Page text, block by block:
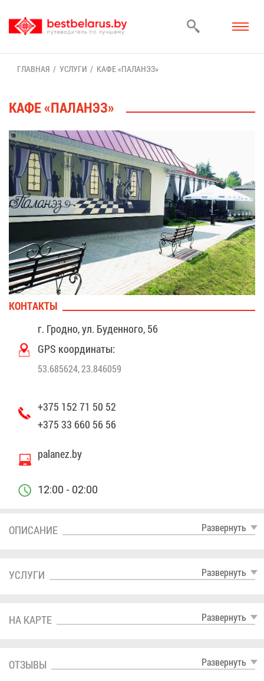
ГЛАВ­НАЯ УСЛУ­ГИ КА­ФЕ «ПА­ЛАНЭЗ»
КА­ФЕ «ПА­ЛАНЭЗ»
КОН­ТАК­ТЫ
г. Грод­но, ул. Бу­ден­но­го, 56
GPS ко­ор­ди­на­ты:
53.685624, 23.846059
+375 152 71 50 52
+375 33 660 56 56
palanez.by
12:00 - 02:00
Раз­вер­нуть
ОПИ­СА­НИЕ
Раз­вер­нуть
УСЛУ­ГИ
Раз­вер­нуть
НА КАР­ТЕ
Раз­вер­нуть
ОТ­ЗЫ­ВЫ